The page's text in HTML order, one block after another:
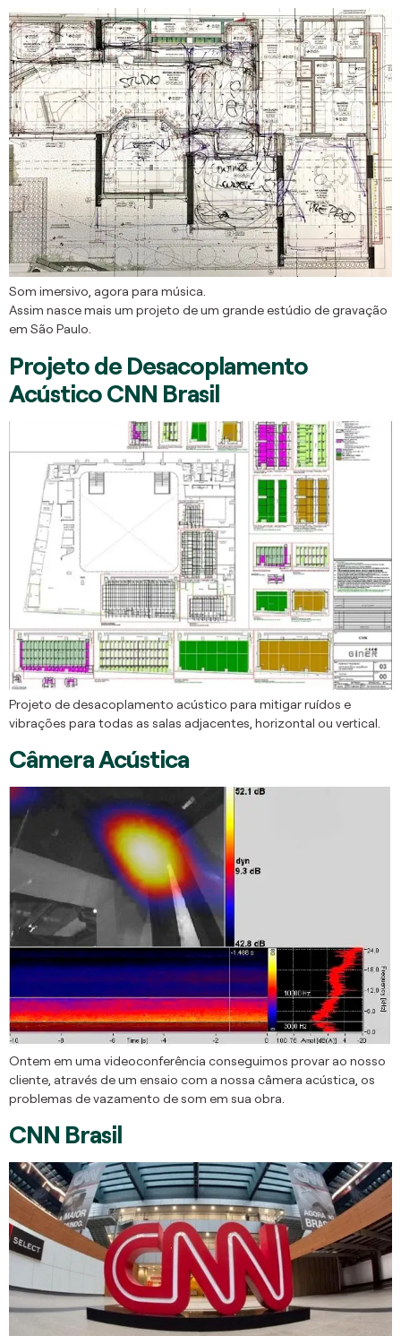
Som imersivo, agora para música.
Assim nasce mais um projeto de um grande estúdio de gravação
em São Paulo.
Projeto de Desacoplamento
Acústico CNN Brasil
Projeto de desacoplamento acústico para mitigar ruídos e
vibrações para todas as salas adjacentes, horizontal ou vertical.
Câmera Acústica
Ontem em uma videoconferência conseguimos provar ao nosso
cliente, através de um ensaio com a nossa câmera acústica, os
problemas de vazamento de som em sua obra.
CNN Brasil